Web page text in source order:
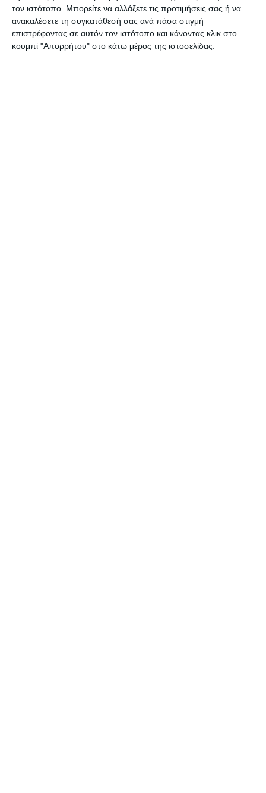
τον ιστότοπο. Μπορείτε να αλλάξετε τις προτιμήσεις σας ή να
ανακαλέσετε τη συγκατάθεσή σας ανά πάσα στιγμή
επιστρέφοντας σε αυτόν τον ιστότοπο και κάνοντας κλικ στο
κουμπί "Απορρήτου" στο κάτω μέρος της ιστοσελίδας.